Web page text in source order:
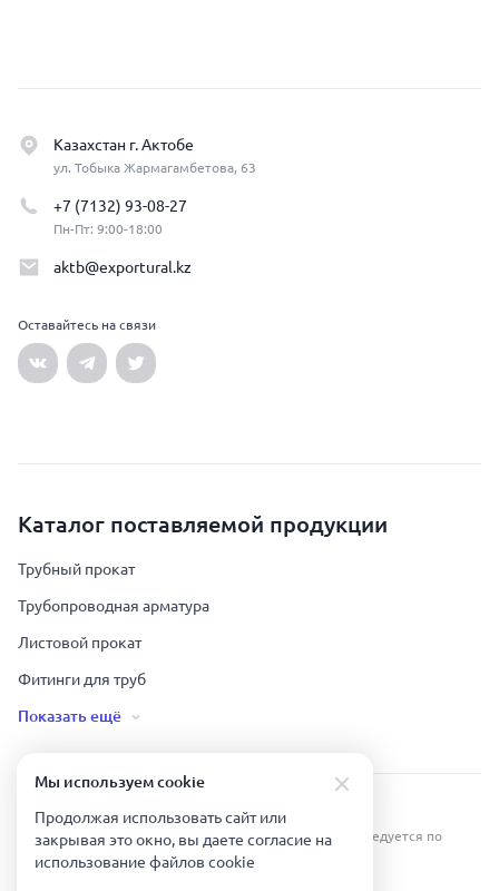
Казахстан г. Актобе
ул. Тобыка Жармагамбетова, 63
+7 (7132) 93-08-27
Пн-Пт: 9:00-18:00
aktb@exportural.kz
Оставайтесь на связи
Каталог поставляемой продукции
Трубный прокат
Трубопроводная арматура
Листовой прокат
Фитинги для труб
Показать ещё
Урал Тех Экспорт — Казахстан © 2019-
Все права защищены. Копирование информации преследуется по
Мы используем сookie
Продолжая использовать сайт или
закрывая это окно, вы даете согласие на
использование файлов сookie